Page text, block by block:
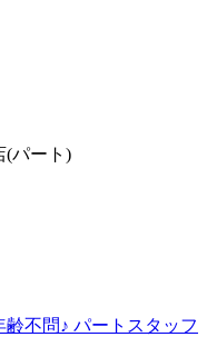
(パート)
不問♪ パートスタッフ